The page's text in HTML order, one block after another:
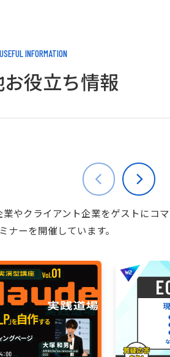
USEFUL INFORMATION
役立ち情報
やクライアント企業をゲストにコマ
ナーを開催しています。